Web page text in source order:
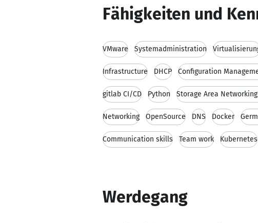
Fähigkeiten und
VMware Systemadministration
Infrastructure DHCP Configuration
gitlab CI/CD Python Storage Area
Networking OpenSource DNS Docker
Communication skills Team work Kubernetes
Werdegang